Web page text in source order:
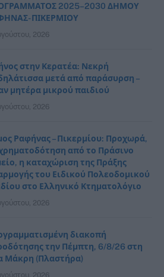
2025–2030 ΔΗΜΟΥ
ΠΙΚΕΡΜΙΟΥ
2026
στην Κερατέα: Νεκρή
μετά από παράσυρση –
μητέρα μικρού παιδιού
2026
Ραφήνας – Πικερμίου: Προχωρά,
από το Πράσινο
η καταχώριση της Πράξης
του Ειδικού Πολεοδομικού
στο Ελληνικό Κτηματολόγιο
2026
διακοπή
την Πέμπτη, 6/8/26 στη
Μάκρη (Πλαστήρα)
2026